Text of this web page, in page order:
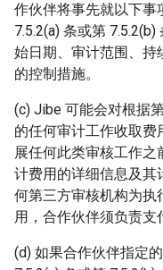
作伙伴将事先就以下事
7.5.2(a) 条或第
始日期、审计范围、持
的控制措施。
(c) Jibe 可能会对根据
的任何审计工作收取
展任何此类审核工作
计费用的详细信息及其
何第三方审核机构为执
用，合作伙伴须负责支
(d) 如果合作伙伴指定